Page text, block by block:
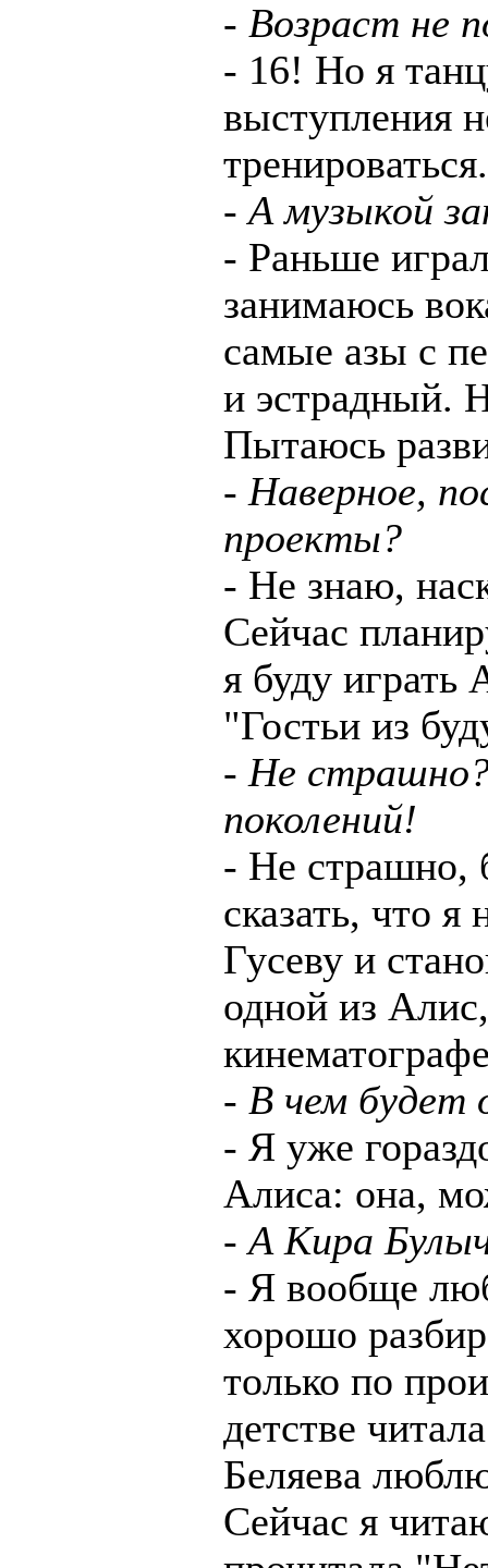
- Возраст не
- 16! Но я
выступления
тренироваться.
- А музыкой
- Раньше
занимаюсь
самые азы с
и эстрадный.
Пытаюсь
- Наверное,
проекты?
- Не знаю,
Сейчас
я буду играть
"Гостьи из
- Не
поколений!
- Не страшно,
сказать, что
Гусеву и
одной из
- В чем будет
- Я уже
Алиса: она,
- А Кира
- Я вообще
хорошо
только по
детстве
Беляева
Сейчас я